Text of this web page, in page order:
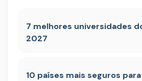
7 melhores universidades
2027
10 países mais seguros